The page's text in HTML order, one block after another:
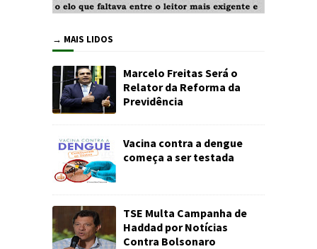
→ MAIS LIDOS
Marcelo Freitas Será o
Relator da Reforma da
Previdência
Vacina contra a dengue
começa a ser testada
TSE Multa Campanha de
Haddad por Notícias
Contra Bolsonaro